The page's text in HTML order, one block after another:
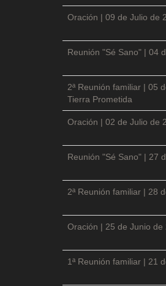
Oración | 09 de Julio de
Reunión "Sé Sano" | 04
2ª Reunión familiar | 05
Tierra Prometida
Oración | 02 de Julio de
Reunión "Sé Sano" | 27
2ª Reunión familiar | 28
Oración | 25 de Junio
1ª Reunión familiar | 21